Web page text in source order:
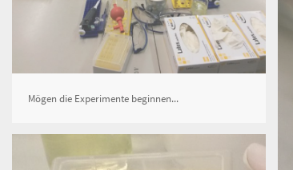
Mögen die Experimente beginnen...